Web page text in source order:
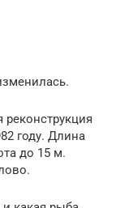
реконструкция
году. Длина
до 15 м.